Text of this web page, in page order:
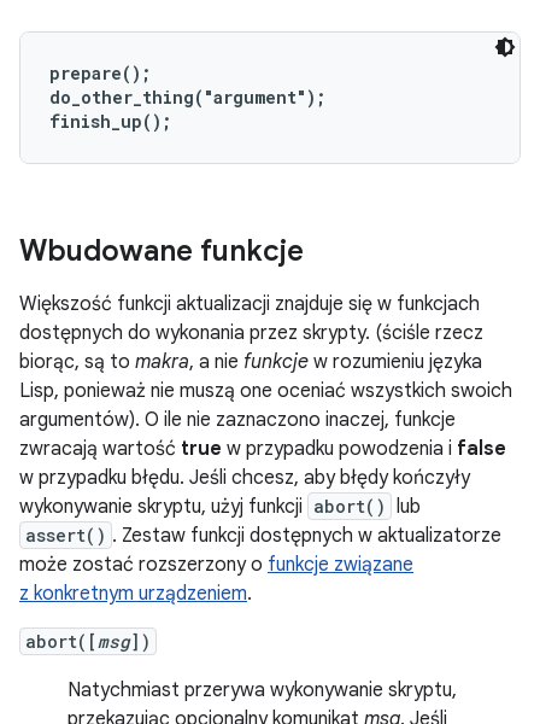
prepare();
do_other_thing("argument");
finish_up();
Wbudowane funkcje
Większość funkcji aktualizacji znajduje się w funkcjach
dostępnych do wykonania przez skrypty. (ściśle rzecz
biorąc, są to makra, a nie funkcje w rozumieniu języka
Lisp, ponieważ nie muszą one oceniać wszystkich swoich
argumentów). O ile nie zaznaczono inaczej, funkcje
zwracają wartość true w przypadku powodzenia i false
w przypadku błędu. Jeśli chcesz, aby błędy kończyły
wykonywanie skryptu, użyj funkcji abort() lub
assert() . Zestaw funkcji dostępnych w aktualizatorze
może zostać rozszerzony o funkcje związane
z konkretnym urządzeniem.
abort([msg])
Natychmiast przerywa wykonywanie skryptu,
przekazując opcjonalny komunikat msg. Jeśli